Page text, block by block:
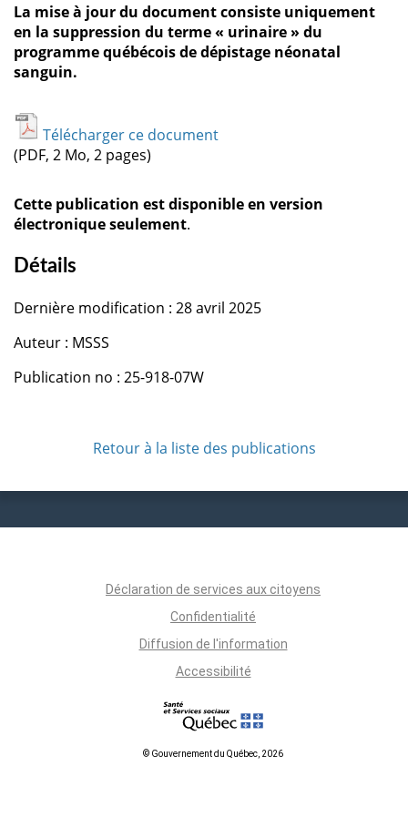
La mise à jour du document consiste uniquement
en la suppression du terme « urinaire » du
programme québécois de dépistage néonatal
sanguin.
Télécharger ce document
(PDF, 2 Mo, 2 pages)
Cette publication est disponible en version
électronique seulement.
Détails
Dernière modification : 28 avril 2025
Auteur : MSSS
Publication no : 25-918-07W
Retour à la liste des publications
Déclaration de services aux citoyens
Confidentialité
Diffusion de l'information
Accessibilité
© Gouvernement du Québec, 2026